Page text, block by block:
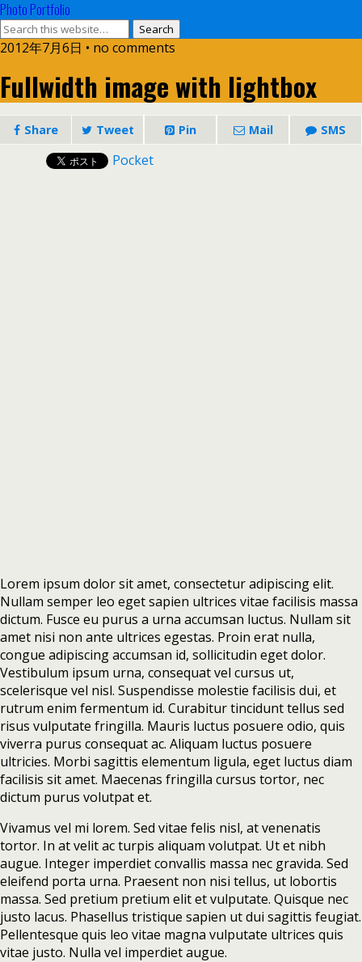
Photo Portfolio
2012年7月6日 • no comments
Fullwidth image with lightbox
Share Tweet Pin Mail SMS
Pocket
Lorem ipsum dolor sit amet, consectetur adipiscing elit.
Nullam semper leo eget sapien ultrices vitae facilisis massa
dictum. Fusce eu purus a urna accumsan luctus. Nullam sit
amet nisi non ante ultrices egestas. Proin erat nulla,
congue adipiscing accumsan id, sollicitudin eget dolor.
Vestibulum ipsum urna, consequat vel cursus ut,
scelerisque vel nisl. Suspendisse molestie facilisis dui, et
rutrum enim fermentum id. Curabitur tincidunt tellus sed
risus vulputate fringilla. Mauris luctus posuere odio, quis
viverra purus consequat ac. Aliquam luctus posuere
ultricies. Morbi sagittis elementum ligula, eget luctus diam
facilisis sit amet. Maecenas fringilla cursus tortor, nec
dictum purus volutpat et.
Vivamus vel mi lorem. Sed vitae felis nisl, at venenatis
tortor. In at velit ac turpis aliquam volutpat. Ut et nibh
augue. Integer imperdiet convallis massa nec gravida. Sed
eleifend porta urna. Praesent non nisi tellus, ut lobortis
massa. Sed pretium pretium elit et vulputate. Quisque nec
justo lacus. Phasellus tristique sapien ut dui sagittis feugiat.
Pellentesque quis leo vitae magna vulputate ultrices quis
vitae justo. Nulla vel imperdiet augue.